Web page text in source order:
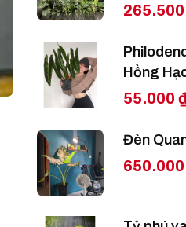
Hồng
55.000
Đèn